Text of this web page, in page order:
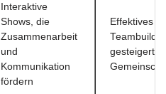
Interaktive
Shows, die
Zusammenarbeit
und
Kommunikation
fördern
Effektives
gesteigertes